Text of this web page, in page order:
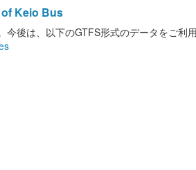
of Keio Bus
後は、以下のGTFS形式のデータをご利用